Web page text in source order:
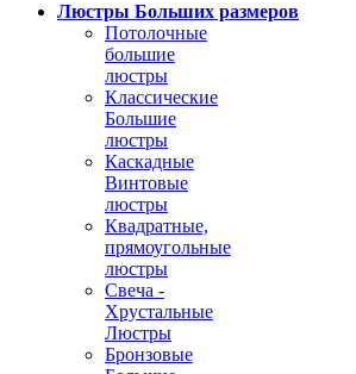
Люстры Больших размеров
Потолочные
большие
люстры
Классические
Большие
люстры
Каскадные
Винтовые
люстры
Квадратные,
прямоугольные
люстры
Свеча -
Хрустальные
Люстры
Бронзовые